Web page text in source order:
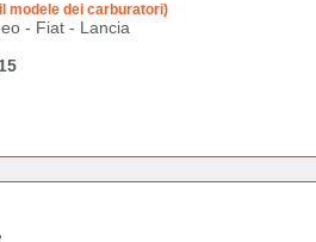
modele dei carburatori)
- Fiat - Lancia